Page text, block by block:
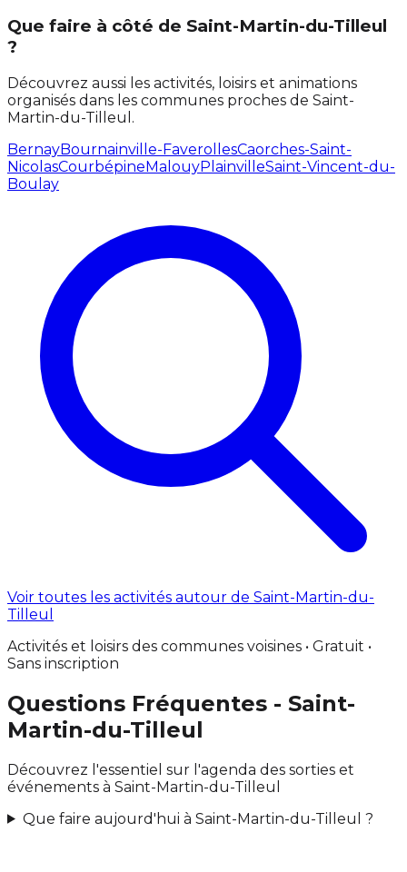
Que faire à côté de Saint-Martin-du-Tilleul
?
Découvrez aussi les activités, loisirs et animations
organisés dans les communes proches de Saint-
Martin-du-Tilleul.
BernayBournainville-FaverollesCaorches-Saint-
NicolasCourbépineMalouyPlainvilleSaint-Vincent-du-
Boulay
Voir toutes les activités autour de Saint-Martin-du-
Tilleul
Activités et loisirs des communes voisines • Gratuit •
Sans inscription
Questions Fréquentes - Saint-
Martin-du-Tilleul
Découvrez l'essentiel sur l'agenda des sorties et
événements à Saint-Martin-du-Tilleul
Que faire aujourd'hui à Saint-Martin-du-Tilleul ?